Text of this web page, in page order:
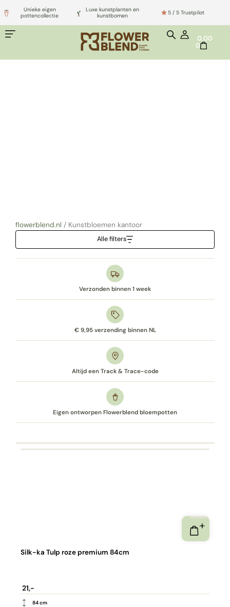
naar
de
inhoud
Unieke eigen
pottencollectie
Luxe kunstplanten en
kunstbomen
5 / 5 Trustpilot
0,00
0
flowerblend.nl / Kunstbloemen kantoor
Alle filters
Verzonden binnen 1 week
€ 9,95 verzending binnen NL
Altijd een Track & Trace-code
Eigen ontworpen Flowerblend bloempotten
Silk-ka Tulp roze premium 84cm
21,-
84 cm